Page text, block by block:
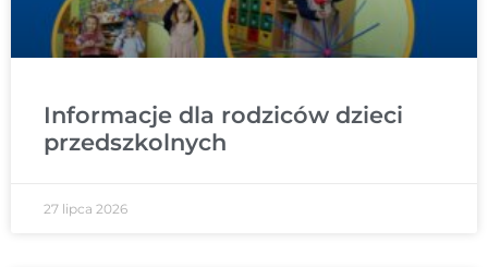
Informacje dla rodziców dzieci
przedszkolnych
27 lipca 2026